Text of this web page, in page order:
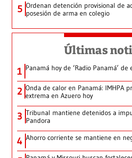
5 Ordenan detención provisional de
posesión de arma en colegio
Últimas
1 Panamá hoy de ‘Radio Panamá’
2 Onda de calor en Panamá: IMHPA
extrema en Azuero hoy
3 Tribunal mantiene detenidos a
Pandora
4 Ahorro corriente se mantiene en